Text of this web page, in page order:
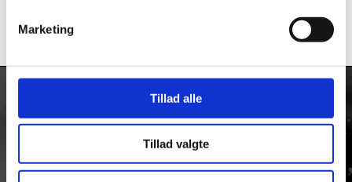
Marketing
Tillad alle
Tillad valgte
KONTAKT
Taulov Bygade 6